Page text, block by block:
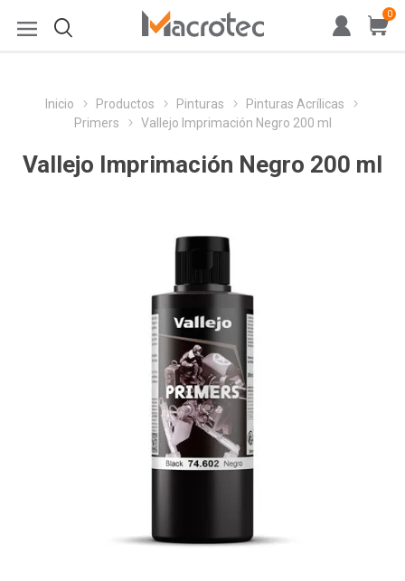
0
Inicio Productos Pinturas
Pinturas Acrílicas
Primers
Vallejo Imprimación Negro 200 ml
Vallejo Imprimación Negro 200 ml